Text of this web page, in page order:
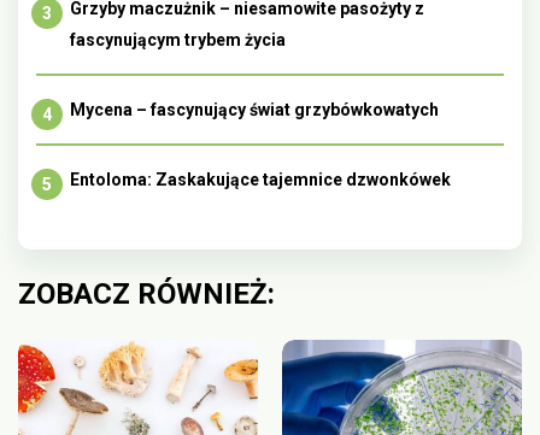
Grzyby maczużnik – niesamowite pasożyty z
fascynującym trybem życia
Mycena – fascynujący świat grzybówkowatych
Entoloma: Zaskakujące tajemnice dzwonkówek
ZOBACZ RÓWNIEŻ: